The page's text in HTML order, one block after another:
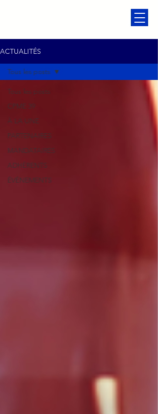
ACTUALITÉS
Tous les posts
CPME 39
À LA UNE
PARTENAIRES
MANDATAIRES
ADHÉRENTS
ÉVÉNEMENTS
Tous les posts